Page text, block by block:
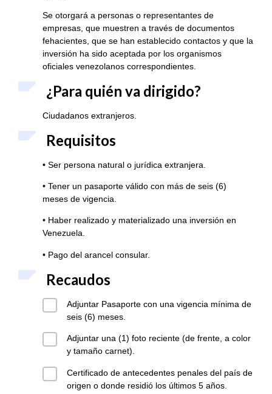
Se otorgará a personas o representantes de
empresas, que muestren a través de documentos
fehacientes, que se han establecido contactos y que la
inversión ha sido aceptada por los organismos
oficiales venezolanos correspondientes.
¿Para quién va dirigido?
Ciudadanos extranjeros.
Requisitos
• Ser persona natural o jurídica extranjera.
• Tener un pasaporte válido con más de seis (6)
meses de vigencia.
• Haber realizado y materializado una inversión en
Venezuela.
• Pago del arancel consular.
Recaudos
Adjuntar Pasaporte con una vigencia mínima de
seis (6) meses.
Adjuntar una (1) foto reciente (de frente, a color
y tamaño carnet).
Certificado de antecedentes penales del país de
origen o donde residió los últimos 5 años.